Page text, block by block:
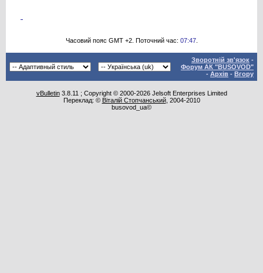
Часовий пояс GMT +2. Поточний час: 07:47.
Зворотній зв'язок -
Форум АК "BUSOVOD"
- Архів - Вгору
vBulletin3.8.11 ; Copyright © 2000-2026 Jelsoft Enterprises Limited
Переклад: © Віталій Стопчанський, 2004-2010
busovod_ua©